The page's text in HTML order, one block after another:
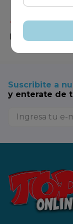
Tus
lugar
Suscribite a
y enterate de